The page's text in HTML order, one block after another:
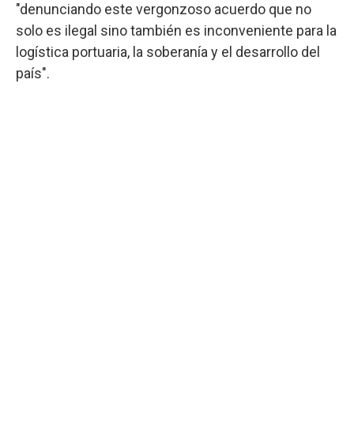
"denunciando este vergonzoso acuerdo que no
solo es ilegal sino también es inconveniente para la
logística portuaria, la soberanía y el desarrollo del
país".